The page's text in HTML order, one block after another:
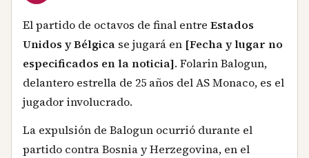
El partido de octavos de final entre Estados
Unidos y Bélgica se jugará en [Fecha y lugar no
especificados en la noticia]. Folarin Balogun,
delantero estrella de 25 años del AS Monaco, es el
jugador involucrado.
La expulsión de Balogun ocurrió durante el
partido contra Bosnia y Herzegovina, en el